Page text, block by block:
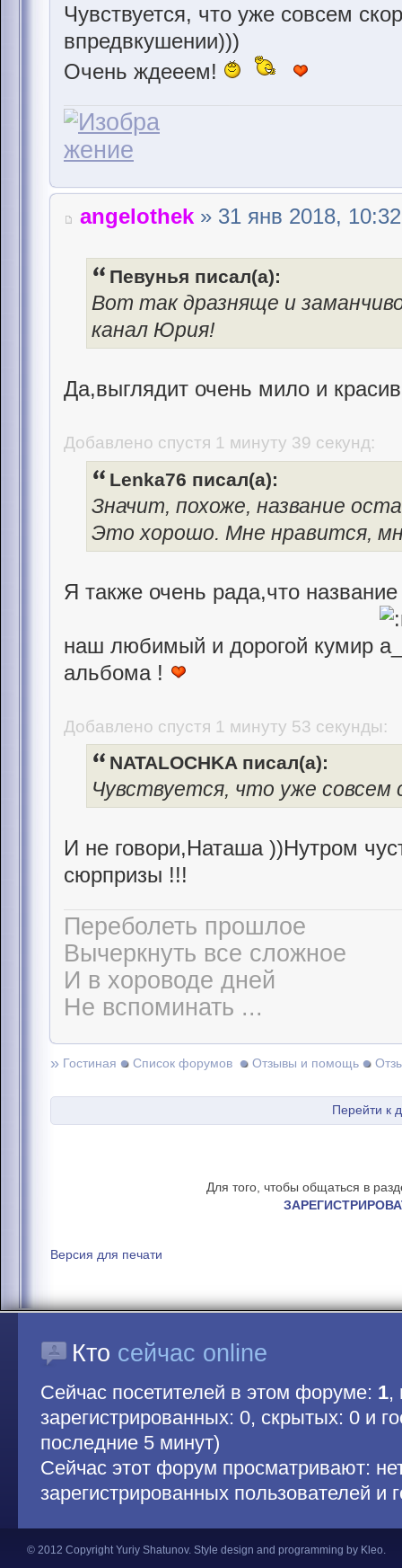
Чувствуется, что уже совсем
впредвкушении)))
Очень ждееем!
angelothek » 31 янв 2018, 10:32
Певунья писал(а):
Вот так дразняще и
канал Юрия!
Да,выглядит очень мило и
Добавлено спустя 1 минуту 39 секунд:
Lenka76 писал(а):
Значит, похоже, название
Это хорошо. Мне нравится,
Я также очень рада,что
наш любимый и дорогой кумир
альбома !
Добавлено спустя 1 минуту 53 секунды:
NATALOCHKA писал(а):
Чувствуется, что уже совсем
И не говори,Наташа ))Нутром
сюрпризы !!!
Переболеть прошлое
Вычеркнуть все сложное
И в хороводе дней
Не вспоминать ...
» Гостиная Список форумов Отзывы и помощь
Перейти к
Для того, чтобы общаться в
Версия для печати
Кто сейчас online
Сейчас посетителей в этом форуме: 1,
зарегистрированных: 0, скрытых: 0 и
последние 5 минут)
Сейчас этот форум просматривают:
зарегистрированных пользователей и
© 2012 Copyright Yuriy Shatunov. Style design and programming by Kleo.